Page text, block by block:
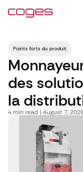
Points forts du produit
des
la
4min read | August 7,